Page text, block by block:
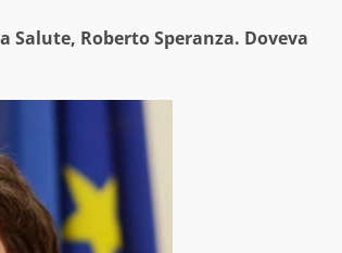
Roberto Speranza. Doveva